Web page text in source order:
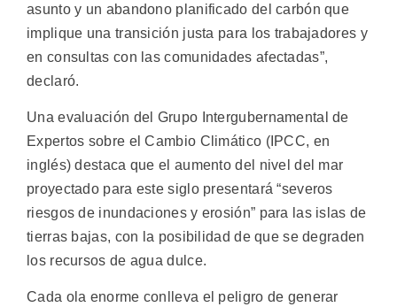
asunto y un abandono planificado del carbón que
implique una transición justa para los trabajadores y
en consultas con las comunidades afectadas”,
declaró.
Una evaluación del Grupo Intergubernamental de
Expertos sobre el Cambio Climático (IPCC, en
inglés) destaca que el aumento del nivel del mar
proyectado para este siglo presentará “severos
riesgos de inundaciones y erosión” para las islas de
tierras bajas, con la posibilidad de que se degraden
los recursos de agua dulce.
Cada ola enorme conlleva el peligro de generar